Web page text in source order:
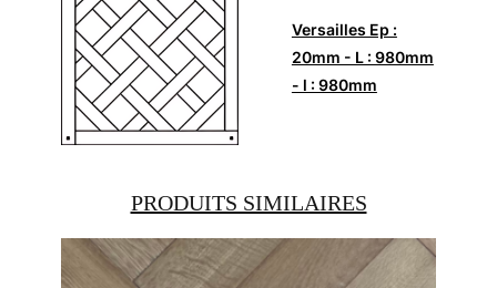
Versailles Ep :
20mm - L : 980mm
- l : 980mm
PRODUITS SIMILAIRES